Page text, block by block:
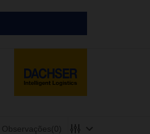
Observações (0)